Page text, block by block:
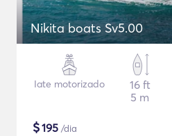
Nikita boats Sv5.00
Iate motorizado
16 ft
5 m
$195 /dia